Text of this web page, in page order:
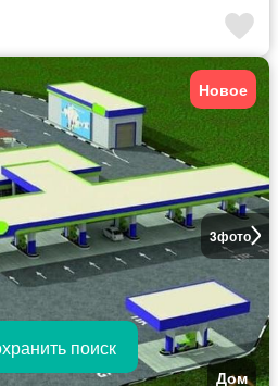
3фото
Новое
Дом
поиск